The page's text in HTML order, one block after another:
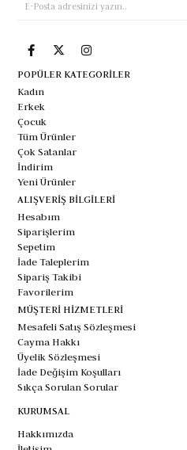
POPÜLER KATEGORİLER
Kadın
Erkek
Çocuk
Tüm Ürünler
Çok Satanlar
İndirim
Yeni Ürünler
ALIŞVERİŞ BİLGİLERİ
Hesabım
Siparişlerim
Sepetim
İade Taleplerim
Sipariş Takibi
Favorilerim
MÜŞTERİ HİZMETLERİ
Mesafeli Satış Sözleşmesi
Cayma Hakkı
Üyelik Sözleşmesi
İade Değişim Koşulları
Sıkça Sorulan Sorular
KURUMSAL
Hakkımızda